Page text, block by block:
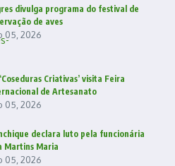
divulga programa do festival de
de aves
05, 2026
Criativas’ visita Feira
de Artesanato
05, 2026
declara luto pela funcionária
Martins Maria
05, 2026